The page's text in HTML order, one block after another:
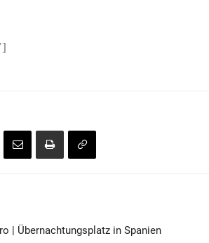
| Übernachtungsplatz in Spanien